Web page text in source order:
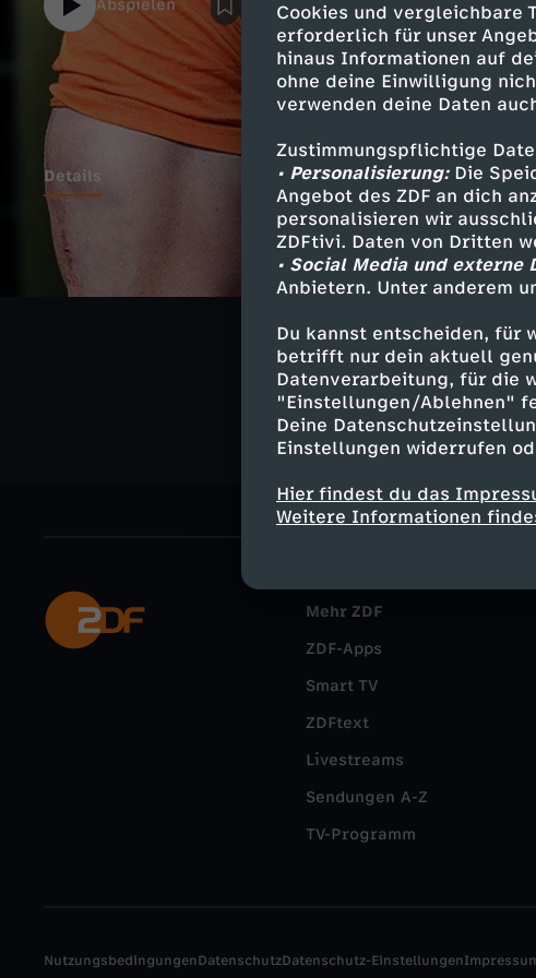
Cookies und vergleichbare
erforderlich für unser
hinaus Informationen auf
ohne deine Einwilligung
verwenden deine Daten
Zustimmungspflichtige
• Personalisierung:Die
Angebot des ZDF an dich
personalisieren wir
ZDFtivi. Daten von Dritten
• Social Media und externe
Anbietern. Unter anderem
Du kannst entscheiden, für
betrifft nur dein aktuell
Datenverarbeitung, für die
"Einstellungen/Ablehnen"
Deine
Einstellungen widerrufen
Hier findest du das
Weitere Informationen
Abspielen
Details
Ähnliche
Gesellschaft
Leeroy will's
Mehr ZDF
ZDF-Apps
Smart TV
ZDFtext
Livestreams
Sendungen A-Z
TV-Programm
NutzungsbedingungenDatenschutzDatenschutz-Einstellungen